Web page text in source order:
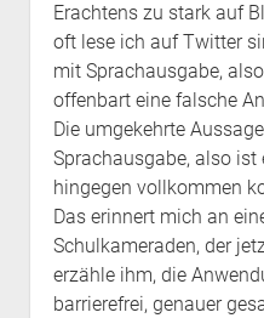
Erachtens zu stark auf
oft lese ich auf Twitter
mit Sprachausgabe,
offenbart eine falsche
Die umgekehrte
Sprachausgabe, also ist
hingegen vollkommen
Das erinnert mich an
Schulkameraden, der
erzähle ihm, die
barrierefrei, genauer